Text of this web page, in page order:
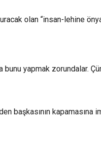
olan “insan-lehine
yapmak zorundalar.
başkasının kapamasına